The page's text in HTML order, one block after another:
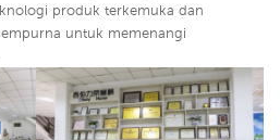
produk terkemuka dan
untuk memenangi